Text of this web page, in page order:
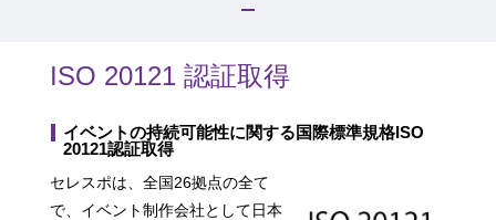
ISO 20121 認証取得
イベントの持続可能性に関する国際標準規格ISO
20121認証取得
セレスポは、全国26拠点の全て
で、イベント制作会社として日本